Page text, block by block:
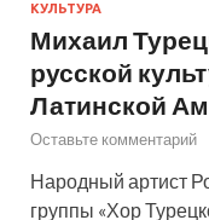
КУЛЬТУРА
Михаил
русской
Латинской
Оставьте комментарий
Народный артист
группы «Хор